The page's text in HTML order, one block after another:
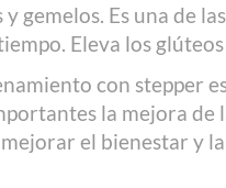
gemelos. Es una de
Eleva los
con stepper
la mejora de
el bienestar y